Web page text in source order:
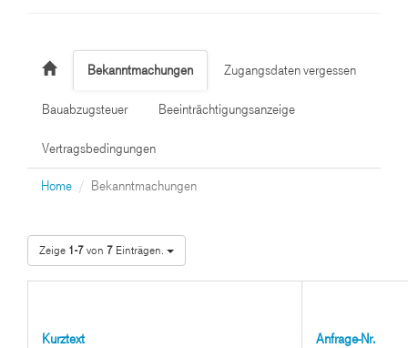
Bekanntmachungen Zugangsdaten vergessen
Bauabzugsteuer Beeinträchtigungsanzeige
Vertragsbedingungen
Home Bekanntmachungen
Zeige 1-7von 7 Einträgen.
Kurztext Anfrage-Nr.